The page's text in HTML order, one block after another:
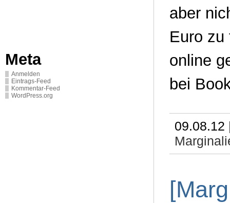
Meta
Anmelden
Eintrags-Feed
Kommentar-Feed
WordPress.org
aber
Euro zu
online
bei